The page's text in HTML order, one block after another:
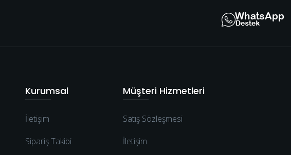
Kurumsal
İletişim
Sipariş Takibi
Müşteri Hizmetleri
Satış Sözleşmesi
İletişim